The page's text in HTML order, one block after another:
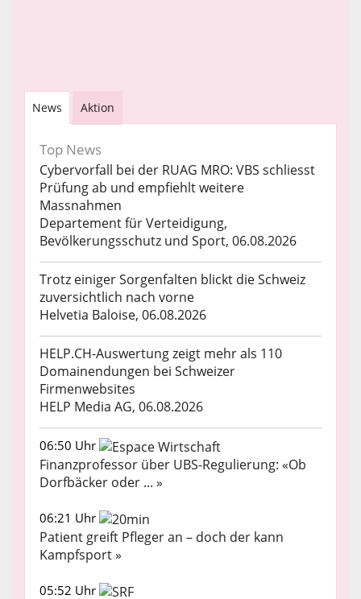
News Aktion
Top News
Cybervorfall bei der RUAG MRO: VBS schliesst
Prüfung ab und empfiehlt weitere
Massnahmen
Departement für Verteidigung,
Bevölkerungsschutz und Sport, 06.08.2026
Trotz einiger Sorgenfalten blickt die Schweiz
zuversichtlich nach vorne
Helvetia Baloise, 06.08.2026
HELP.CH-Auswertung zeigt mehr als 110
Domainendungen bei Schweizer
Firmenwebsites
HELP Media AG, 06.08.2026
06:50 Uhr
Finanzprofessor über UBS-Regulierung: «Ob
Dorfbäcker oder ... »
06:21 Uhr
Patient greift Pfleger an – doch der kann
Kampfsport »
05:52 Uhr